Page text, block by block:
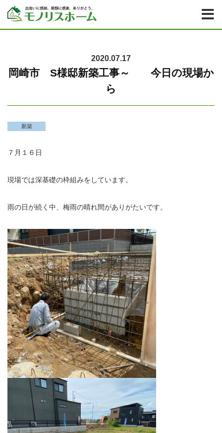
2020.07.17
岡崎市 S様邸新築工事～ 今日の現場か
ら
新築
７月１６日
現場では深基礎の枠組みをしています。
雨の日が続く中、梅雨の晴れ間がありがたいです。